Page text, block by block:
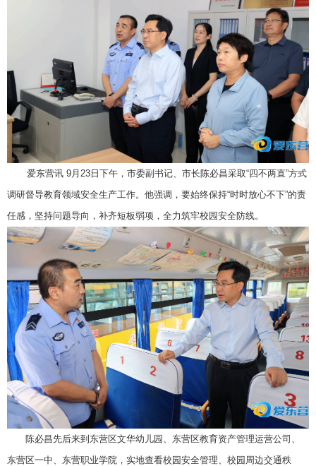
爱东营讯 9月23日下午，市委副书记、市长陈必昌采取“四不两直”方式
调研督导教育领域安全生产工作。他强调，要始终保持“时时放心不下”的责
任感，坚持问题导向，补齐短板弱项，全力筑牢校园安全防线。
陈必昌先后来到东营区文华幼儿园、东营区教育资产管理运营公司、
东营区一中、东营职业学院，实地查看校园安全管理、校园周边交通秩